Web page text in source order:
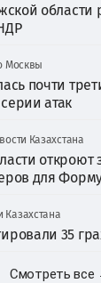
области
Москвы
почти
атак
Казахстана
откроют
для
Казахстана
35
Смотреть все